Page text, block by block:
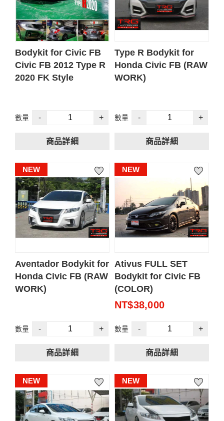
Bodykit for Civic FB
Civic FB 2012 Type R
2020 FK Style
規格
前保桿
側裙
後保桿+尾飾管*3
素材件
部以外經銷商、廠商安裝
皆會有國內運費產生。
單價未含5%營業稅
本賣場下單一律需開立發
票
密工序與客製化細節，想
了解價格請透過以下頻道
聯繫，
詢：
FB粉絲團：[TRG TW
Instagram (IG)：
[trgtaiwan]
官方 LINE@：[@trgtw]
數量 - +
商品詳細
Type R Bodykit for
Honda Civic FB (RAW
WORK)
規格
前保桿
側裙
後中央LED指示燈
煞車燈LED指示燈
素材件
部以外經銷商、廠商安裝
皆會有國內運費產生。
單價未含5%營業稅
本賣場下單一律需開立發
票
密工序與客製化細節，想
了解價格請透過以下頻道
聯繫，
讓我們能針對您的愛車狀
詢：
FB粉絲團：[TRG TW
Instagram (IG)：
[trgtaiwan]
官方 LINE@：[@trgtw]
數量 - +
商品詳細
NEW
Aventador Bodykit for
Honda Civic FB (RAW
WORK)
規格
前保桿
側裙
後保桿
素材件
部以外經銷商、廠商安裝
皆會有國內運費產生。
單價未含5%營業稅
數量 - +
商品詳細
NEW
Ativus FULL SET
Bodykit for Civic FB
(COLOR)
NT$38,000
ABS材質製成
內容含
前裙
側群
後裙帶假排氣飾管
杜邦 2k 彩色符合國際
部以外經銷商、廠商安裝
皆會有國內運費產生。
單價未含5%營業稅
數量 - +
商品詳細
NEW NEW